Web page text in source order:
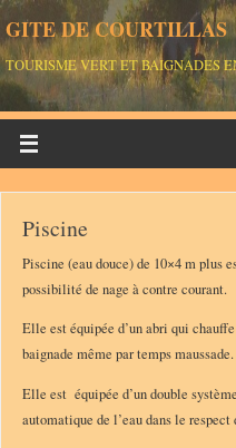
GITE DE COURTILLAS
TOURISME VERT ET BAIGNADES
Piscine
Piscine (eau douce) de 10×4 m plus
possibilité de nage à contre courant.
Elle est équipée d’un abri qui
baignade même par temps maussade.
Elle est équipée d’un double
automatique de l’eau dans le